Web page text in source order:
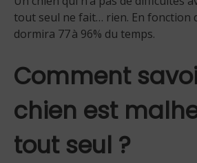
tout seul ne fait… rien. En fonction
dormira 77 à 96% du temps.
Comment
chien est
tout seul ?